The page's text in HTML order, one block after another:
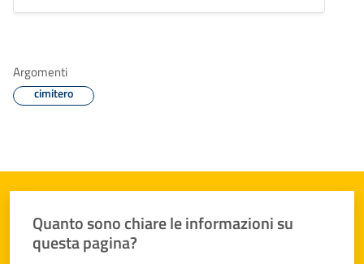
Argomenti
cimitero
Quanto sono chiare le informazioni su
questa pagina?